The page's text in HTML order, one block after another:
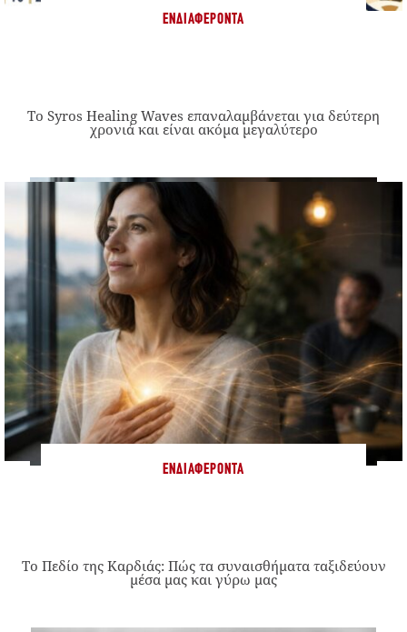
ΕΝΔΙΑΦΈΡΟΝΤΑ
Το Syros Healing Waves επαναλαμβάνεται για δεύτερη
χρονιά και είναι ακόμα μεγαλύτερο
ΕΝΔΙΑΦΈΡΟΝΤΑ
Το Πεδίο της Καρδιάς: Πώς τα συναισθήματα ταξιδεύουν
μέσα μας και γύρω μας